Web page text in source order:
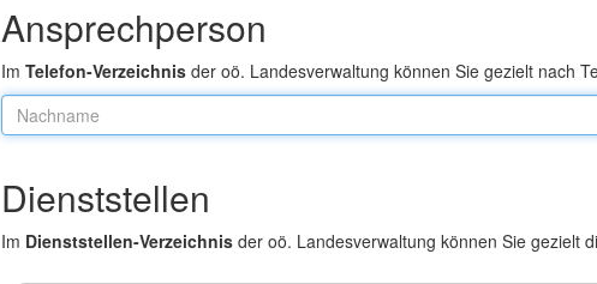
Ansprechperson
Im Telefon-Verzeichnis der oö. Landesverwaltung können Sie gezielt nach
Nachname:
Dienststellen
Im Dienststellen-Verzeichnis der oö. Landesverwaltung können Sie gezielt